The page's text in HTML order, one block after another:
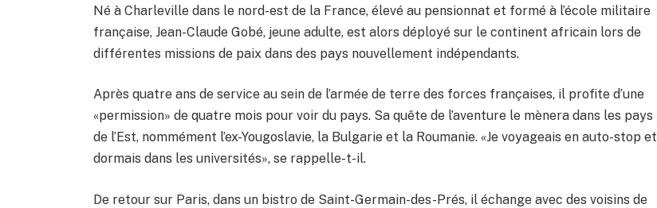
Né à Charleville dans le nord-est de la France, élevé au pensionnat et formé à l’école militaire
française, Jean-Claude Gobé, jeune adulte, est alors déployé sur le continent africain lors de
différentes missions de paix dans des pays nouvellement indépendants.
Après quatre ans de service au sein de l’armée de terre des forces françaises, il profite d’une
«permission» de quatre mois pour voir du pays. Sa quête de l’aventure le mènera dans les pays
de l’Est, nommément l’ex-Yougoslavie, la Bulgarie et la Roumanie. «Je voyageais en auto-stop et
dormais dans les universités», se rappelle-t-il.
De retour sur Paris, dans un bistro de Saint-Germain-des-Prés, il échange avec des voisins de